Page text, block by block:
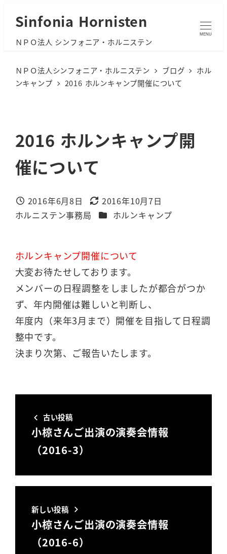
Sinfonia Hornisten
ＮＰＯ法人 シンフォニア・ホルニステン
MENU
ＮＰＯ法人シンフォニア・ホルニステン ブログ
ホル
ンキャンプ
2016 ホルンキャンプ開催について
2016 ホルンキャンプ開
催について
投稿日
2016年6月8日
更新日
2016年10月7日
著
ホルニステン事務局 カテゴリー
ホルンキャンプ
ホルンキャンプ開催について
大変お待たせしております。
メンバーの日程調整をしましたが都合がつか
ず、年内開催は難しいと判断し、
年度内（来年3月まで）開催を目指して日程調
整中です。
決まり次第、ご報告いたします。
古い投稿
小椋さんご出演の演奏会情報
（2016-3）
新しい投稿
小椋さんご出演の演奏会情報
（2016-6）